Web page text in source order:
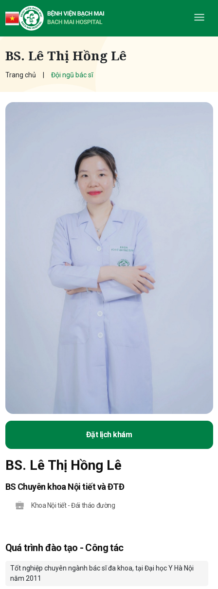
BS. Lê Thị Hồng Lê
Trang chủ Đội ngũ bác sĩ
Đặt lịch khám
BS. Lê Thị Hồng Lê
BS Chuyên khoa Nội tiết và ĐTĐ
Khoa Nội tiết - Đái tháo đường
Quá trình đào tạo - Công tác
Tốt nghiệp chuyên ngành bác sĩ đa khoa, tại Đại học Y Hà Nội
năm 2011